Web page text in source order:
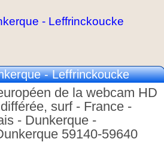
- Leffrinckoucke
- Leffrinckoucke
de la webcam HD
surf - France -
- Dunkerque -
59140-59640